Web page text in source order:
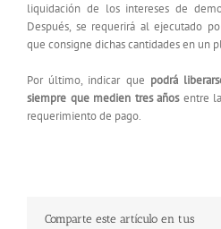
liquidación de los intereses de
Después, se requerirá al ejecutado
que consigne dichas cantidades en un
Por último, indicar que podrá
siempre que medien tres añosentre
requerimiento de pago.
Comparte este artículo en tus